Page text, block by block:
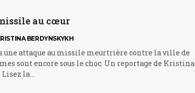
au cœur
BERDYNSKYKH
une attaque au missile meurtrière contre la ville de
sont encore sous le choc. Un reportage de Kristina
Lisez la…